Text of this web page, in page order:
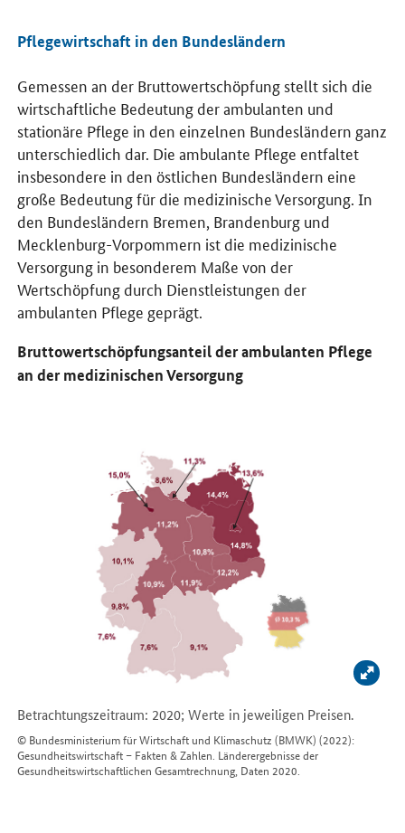
Pflegewirtschaft in den Bundesländern
Gemessen an der Bruttowertschöpfung stellt sich die
wirtschaftliche Bedeutung der ambulanten und
stationäre Pflege in den einzelnen Bundesländern ganz
unterschiedlich dar. Die ambulante Pflege entfaltet
insbesondere in den östlichen Bundesländern eine
große Bedeutung für die medizinische Versorgung. In
den Bundesländern Bremen, Brandenburg und
Mecklenburg-Vorpommern ist die medizinische
Versorgung in besonderem Maße von der
Wertschöpfung durch Dienstleistungen der
ambulanten Pflege geprägt.
Bruttowertschöpfungsanteil der ambulanten Pflege
an der medizinischen Versorgung
Bild
Betrachtungszeitraum: 2020; Werte in jeweiligen Preisen.
© Bundesministerium für Wirtschaft und Klimaschutz (BMWK) (2022):
Gesundheitswirtschaft – Fakten & Zahlen. Länderergebnisse der
Gesundheitswirtschaftlichen Gesamtrechnung, Daten 2020.